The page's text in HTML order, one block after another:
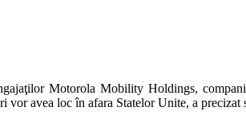
Motorola Mobility Holdings,
avea loc în afara Statelor Unite, a precizat